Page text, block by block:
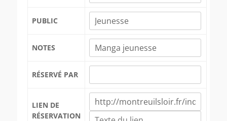
PUBLIC
NOTES
RÉSERVÉ PAR
LIEN DE
RÉSERVATION